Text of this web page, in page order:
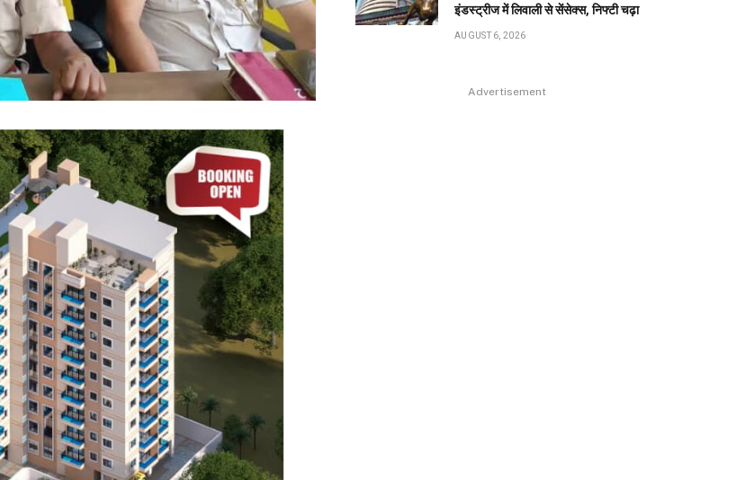
इंडस्ट्रीज में लिवाली से सेंसेक्स, निफ्टी चढ़ा
AUGUST 6, 2026
Advertisement